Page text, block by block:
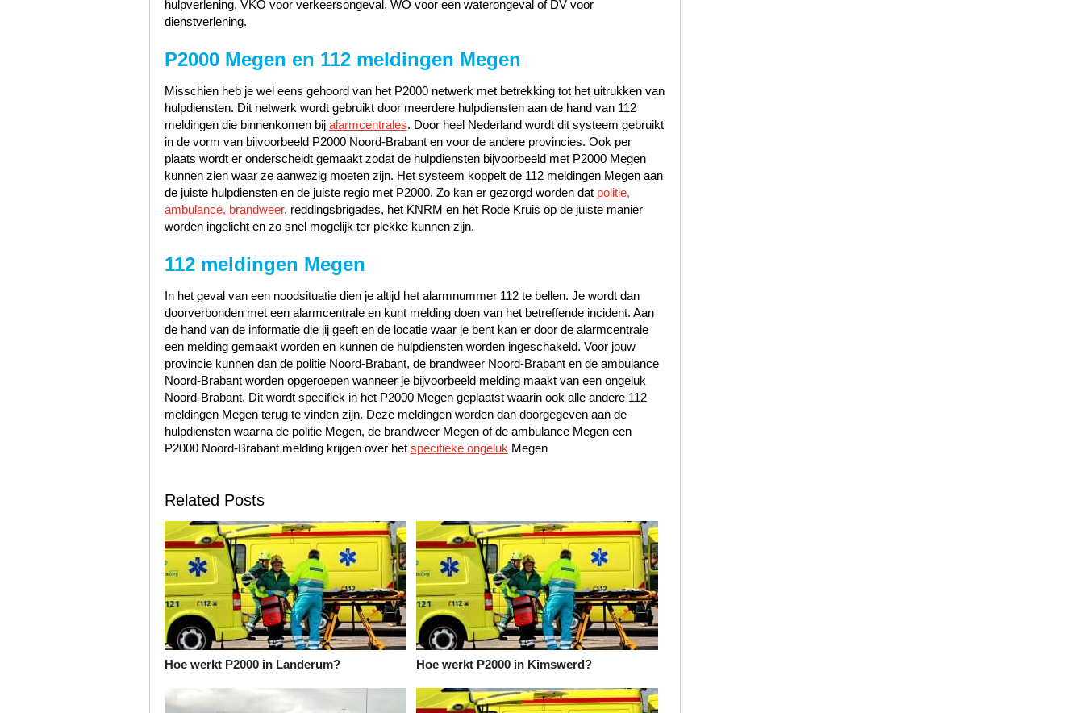
hulpverlening, VKO voor verkeersongeval, WO voor een waterongeval of DV voor
dienstverlening.
P2000 Megen en 112 meldingen Megen
Misschien heb je wel eens gehoord van het P2000 netwerk met betrekking tot het uitrukken van
hulpdiensten. Dit netwerk wordt gebruikt door meerdere hulpdiensten aan de hand van 112
meldingen die binnenkomen bij alarmcentrales. Door heel Nederland wordt dit systeem gebruikt
in de vorm van bijvoorbeeld P2000 Noord-Brabant en voor de andere provincies. Ook per
plaats wordt er onderscheidt gemaakt zodat de hulpdiensten bijvoorbeeld met P2000 Megen
kunnen zien waar ze aanwezig moeten zijn. Het systeem koppelt de 112 meldingen Megen aan
de juiste hulpdiensten en de juiste regio met P2000. Zo kan er gezorgd worden dat politie,
ambulance, brandweer, reddingsbrigades, het KNRM en het Rode Kruis op de juiste manier
worden ingelicht en zo snel mogelijk ter plekke kunnen zijn.
112 meldingen Megen
In het geval van een noodsituatie dien je altijd het alarmnummer 112 te bellen. Je wordt dan
doorverbonden met een alarmcentrale en kunt melding doen van het betreffende incident. Aan
de hand van de informatie die jij geeft en de locatie waar je bent kan er door de alarmcentrale
een melding gemaakt worden en kunnen de hulpdiensten worden ingeschakeld. Voor jouw
provincie kunnen dan de politie Noord-Brabant, de brandweer Noord-Brabant en de ambulance
Noord-Brabant worden opgeroepen wanneer je bijvoorbeeld melding maakt van een ongeluk
Noord-Brabant. Dit wordt specifiek in het P2000 Megen geplaatst waarin ook alle andere 112
meldingen Megen terug te vinden zijn. Deze meldingen worden dan doorgegeven aan de
hulpdiensten waarna de politie Megen, de brandweer Megen of de ambulance Megen een
P2000 Noord-Brabant melding krijgen over het specifieke ongeluk Megen
Related Posts
Hoe werkt P2000 in Landerum? Hoe werkt P2000 in Kimswerd?